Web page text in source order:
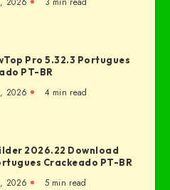
Pro 5.32.3 Portugues
PT-BR
2026 4 min read
2026.22 Download
Crackeado PT-BR
2026 5 min read